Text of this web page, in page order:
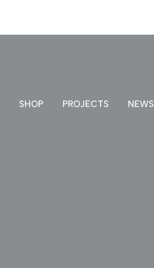
SHOP PROJECTS NEWS